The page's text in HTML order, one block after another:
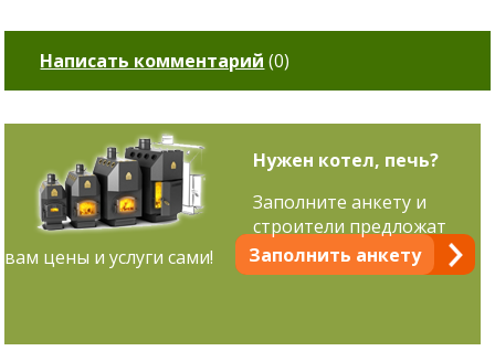
Написать комментарий (0)
Нужен котел, печь?
Заполнить анкету
Заполните анкету и
строители предложат
вам цены и услуги сами!